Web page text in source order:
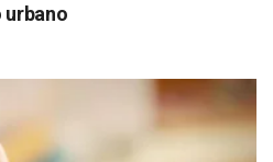
urbano